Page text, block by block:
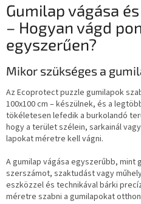
Gumilap vágása
– Hogyan vágd
egyszerűen?
Mikor szükséges a
Az Ecoprotect puzzle gumilapok
100x100 cm – készülnek, és a
tökéletesen lefedik a burkolandó
hogy a terület szélein, sarkainál
lapokat méretre kell vágni.
A gumilap vágása egyszerűbb, mint
szerszámot, szaktudást vagy
eszközzel és technikával bárki
méretre szabni a gumilapokat